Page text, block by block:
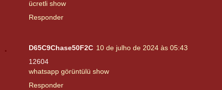
ücretli show
Responder
D65C9Chase50F2C 10 de julho de 2024 às 05:43
12604
whatsapp görüntülü show
Responder